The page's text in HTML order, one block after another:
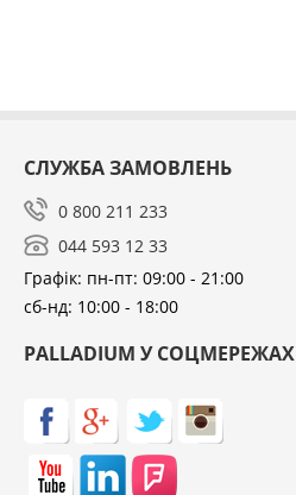
СЛУЖБА ЗАМОВЛЕНЬ
0 800 211 233
044 593 12 33
Графік: пн-пт: 09:00 - 21:00
сб-нд: 10:00 - 18:00
PALLADIUM У СОЦМЕРЕЖАХ